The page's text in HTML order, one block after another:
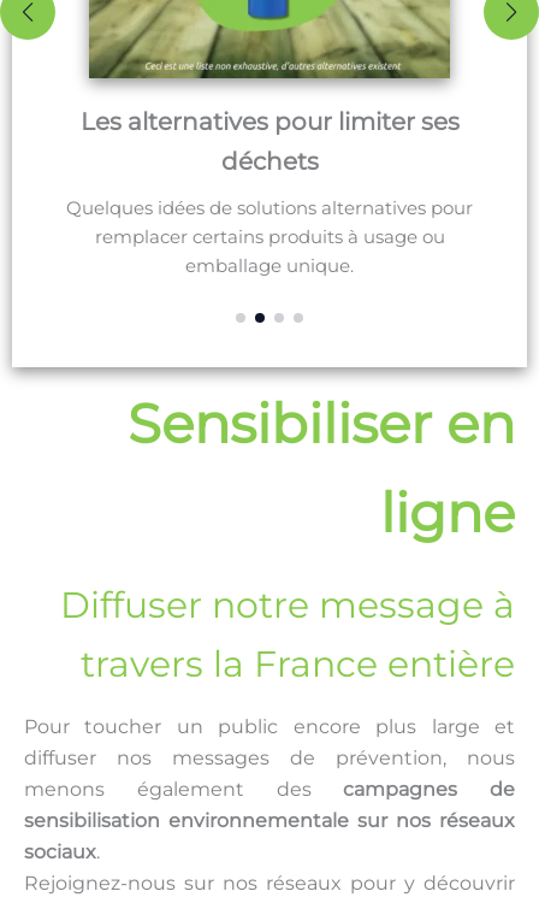
pour
Alimentation durable
et informations concernant le gaspillage
alimentaire.
Sensibiliser en
ligne
Diffuser notre message à
travers la France entière
Pour toucher un public encore plus large et
diffuser nos messages de prévention, nous
menons également descampagnes de
sensibilisation environnementale sur nos réseaux
sociaux.
Rejoignez-nous sur nos réseaux pour y découvrir